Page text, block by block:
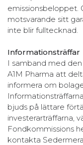
emissionsbeloppet.
motsvarande sitt
inte blir fulltecknad.
Informationsträffar
I samband med
A1M Pharma att
informera om
bjuds på lättare
investerarträffarna,
Fondkommissions
kontakta